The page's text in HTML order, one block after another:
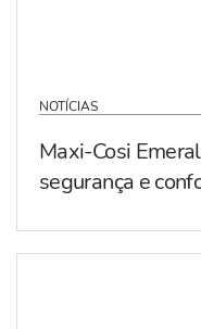
NOTÍCIAS
Maxi-Cosi
segurança e